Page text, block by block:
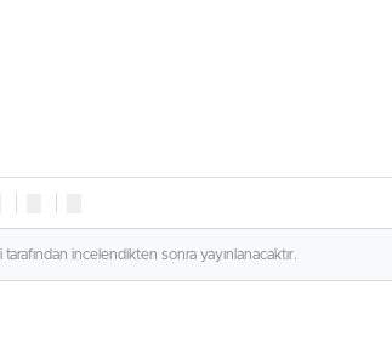
tarafından incelendikten sonra yayınlanacaktır.